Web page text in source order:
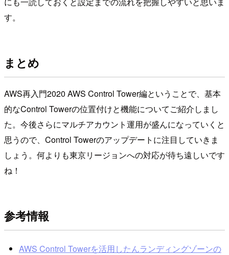
す。
まとめ
AWS再入門2020 AWS Control Tower編ということで、基本
的なControl Towerの位置付けと機能についてご紹介しまし
た。今後さらにマルチアカウント運用が盛んになっていくと
思うので、Control Towerのアップデートに注目していきま
しょう。何よりも東京リージョンへの対応が待ち遠しいです
ね！
参考情報
AWS Control Towerを活用したんランディングゾーンの